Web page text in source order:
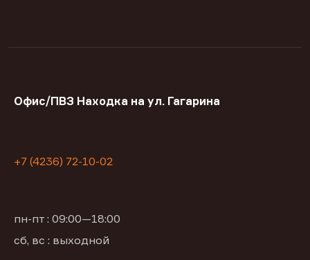
Офис/ПВЗ Находка на ул. Гагарина
+7 (4236) 72-10-02
пн-пт : 09:00—18:00
сб, вс : выходной